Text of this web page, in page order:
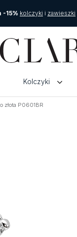
-15% kolczyki i zawieszki
Kolczyki
złota P0601BR